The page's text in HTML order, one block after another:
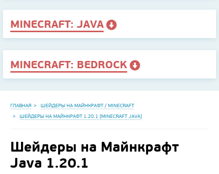
MINECRAFT: JAVA
MINECRAFT: BEDROCK
ГЛАВНАЯ
ШЕЙДЕРЫ НА МАЙНКРАФТ / MINECRAFT
ШЕЙДЕРЫ НА МАЙНКРАФТ 1.20.1 [MINECRAFT JAVA]
Шейдеры на Майнкрафт
Java 1.20.1